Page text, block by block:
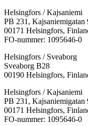
Helsingfors / Kajsaniemi
PB 231, Kajsaniemigatan
00171 Helsingfors,
FO-nummer: 1095646-0
Helsingfors / Sveaborg
Sveaborg B28
00190 Helsingfors,
Facebook:
Öppnas
i
en
Instagram:
Öppnas
i
en
TikTok:
Öppnas
i
en
Youtube:
Öppnas
i
en
Vimeo:
Öppnas
i
en
Helsingfors / Kajsaniemi
PB 231, Kajsaniemigatan
00171 Helsingfors,
FO-nummer: 1095646-0